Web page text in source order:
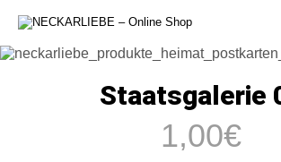
Staatsgalerie
1,00€